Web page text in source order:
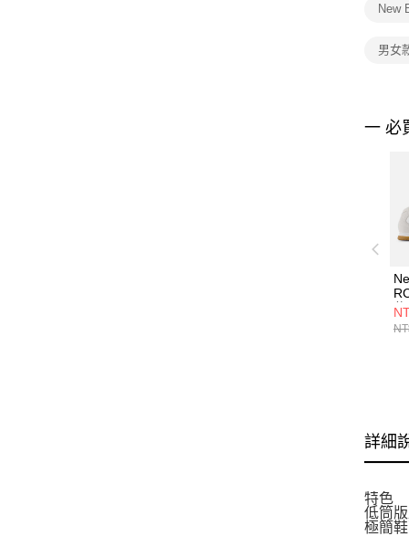
New
男女
一 必
詳細
特色
低筒
極簡